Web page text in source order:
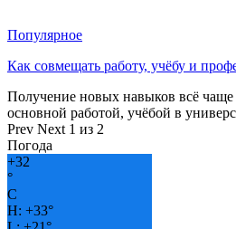
Популярное
Как совмещать работу, учёбу и
Получение новых навыков всё чаще
основной работой, учёбой в
Prev Next 1 из 2
Погода
+32
°
C
H: +33°